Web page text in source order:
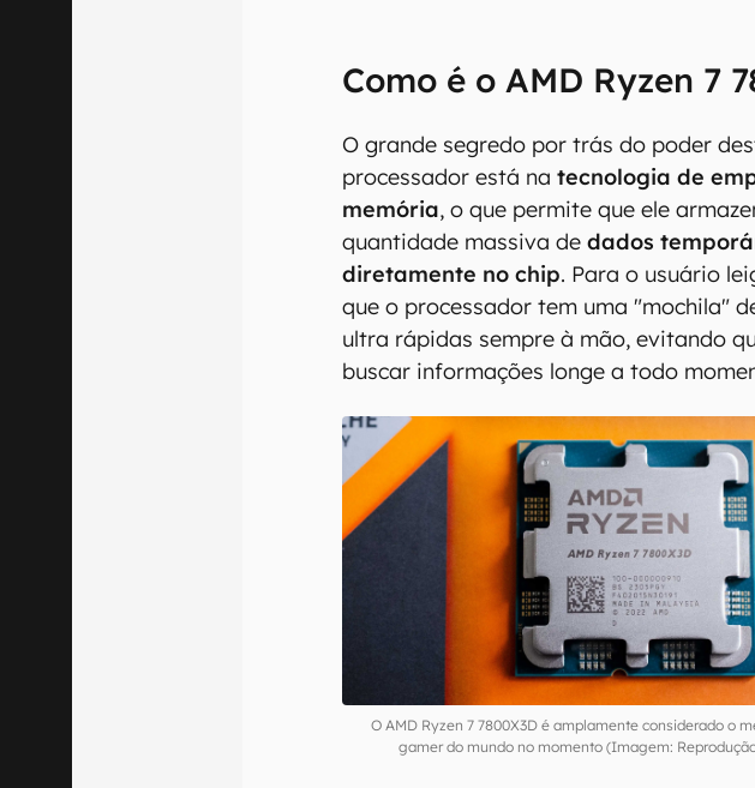
Como é o AMD Ryzen 7
O grande segredo por trás do poder
processador está natecnologia de
memória, o que permite que ele
quantidade massiva dedados
diretamente no chip. Para o usuário
que o processador tem uma "mochila"
ultra rápidas sempre à mão, evitando
buscar informações longe a todo
O AMD Ryzen 7 7800X3D é amplamente considerado o
gamer do mundo no momento (Imagem: